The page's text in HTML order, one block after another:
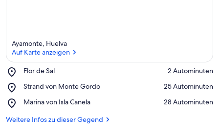
Ayamonte, Huelva
Auf Karte anzeigen
Flor de Sal
Place,
de
‪2 Autominuten‬
Strand von Monte Gordo
Place,
von
Gordo
‪25 Autominuten‬
Marina von Isla Canela
Place,
von
‪28 Autominuten‬
Weitere Infos zu dieser Gegend